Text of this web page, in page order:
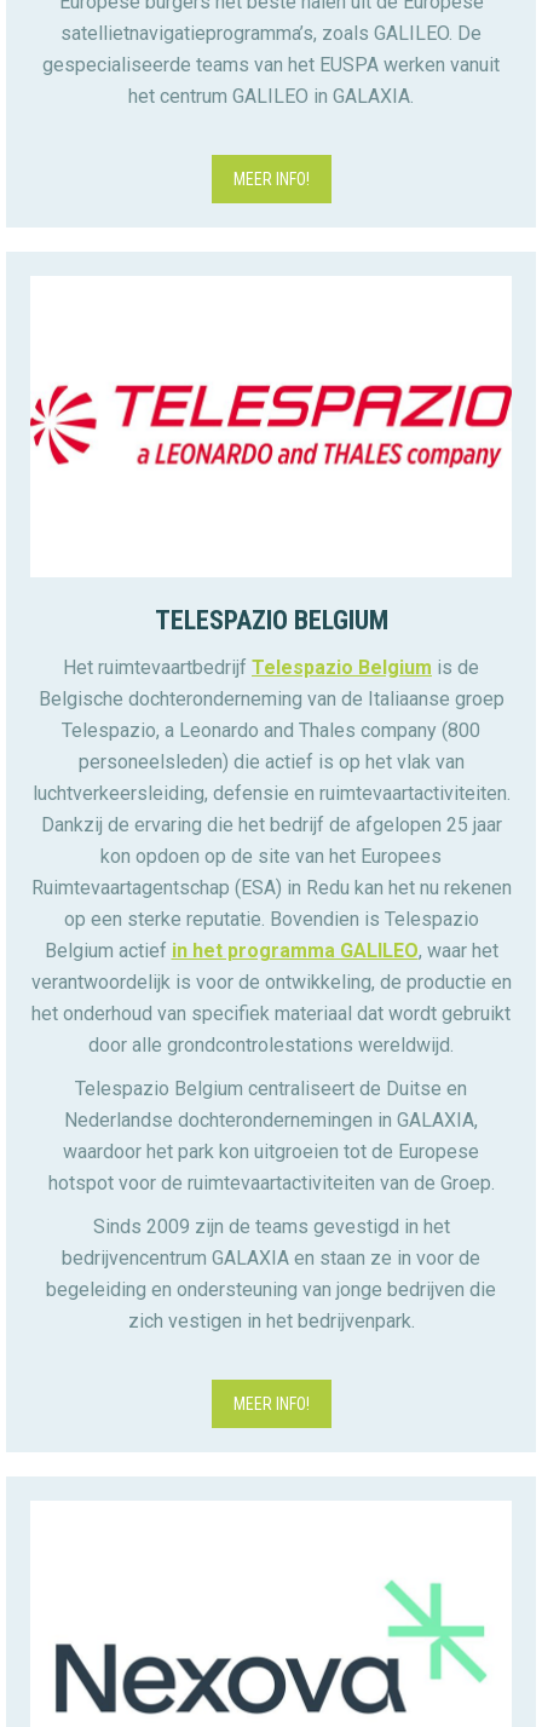
satellietnavigatieprogramma’s, zoals GALILEO. De
gespecialiseerde teams van het EUSPA werken vanuit
het centrum GALILEO in GALAXIA.
MEER INFO!
TELESPAZIO BELGIUM
Het ruimtevaartbedrijf Telespazio Belgium is de
Belgische dochteronderneming van de Italiaanse groep
Telespazio, a Leonardo and Thales company (800
personeelsleden) die actief is op het vlak van
luchtverkeersleiding, defensie en ruimtevaartactiviteiten.
Dankzij de ervaring die het bedrijf de afgelopen 25 jaar
kon opdoen op de site van het Europees
Ruimtevaartagentschap (ESA) in Redu kan het nu rekenen
op een sterke reputatie. Bovendien is Telespazio
Belgium actief in het programma GALILEO, waar het
verantwoordelijk is voor de ontwikkeling, de productie en
het onderhoud van specifiek materiaal dat wordt gebruikt
door alle grondcontrolestations wereldwijd.
Telespazio Belgium centraliseert de Duitse en
Nederlandse dochterondernemingen in GALAXIA,
waardoor het park kon uitgroeien tot de Europese
hotspot voor de ruimtevaartactiviteiten van de Groep.
Sinds 2009 zijn de teams gevestigd in het
bedrijvencentrum GALAXIA en staan ze in voor de
begeleiding en ondersteuning van jonge bedrijven die
zich vestigen in het bedrijvenpark.
MEER INFO!